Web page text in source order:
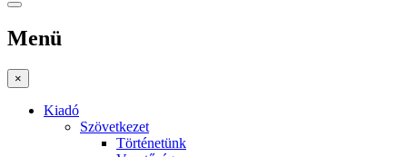
Menü
×
Kiadó
Szövetkezet
Történetünk